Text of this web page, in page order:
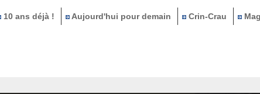
10 ans déjà ! Aujourd'hui pour demain Crin-Crau